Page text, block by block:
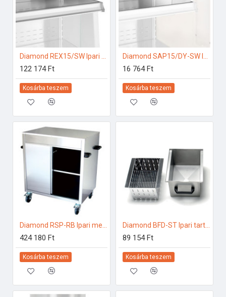
122 174 Ft
Kosárba teszem
16 764 Ft
Kosárba teszem
424 180 Ft
Kosárba teszem
Diamond BFD-ST Ipari tartozékok
89 154 Ft
Kosárba teszem